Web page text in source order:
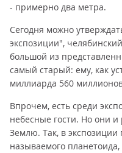
- примерно два метра.
Сегодня можно
экспозиции",
большой из
самый старый: ему, как
миллиарда 560
Впрочем, есть среди
небесные гости. Но они
Землю. Так, в экспозиции
называемого